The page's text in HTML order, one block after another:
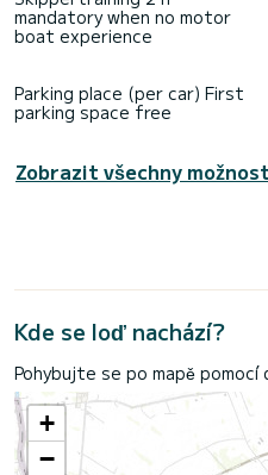
mandatory when no motor
boat experience
Parking place (per car) First
parking space free
Zobrazit všechny
Kde se loď nachází?
Pohybujte se po mapě pomocí
+
−